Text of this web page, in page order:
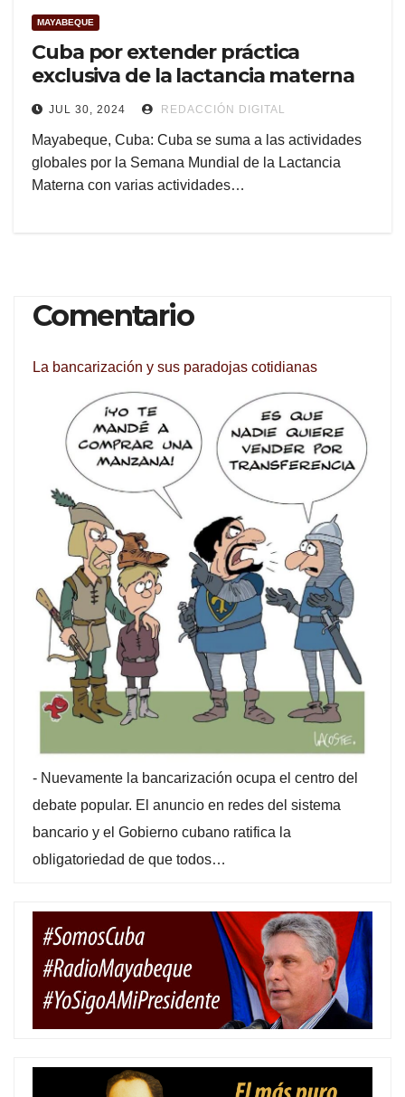
MAYABEQUE
Cuba por extender práctica
exclusiva de la lactancia materna
JUL 30, 2024 REDACCIÓN DIGITAL
Mayabeque, Cuba: Cuba se suma a las actividades
globales por la Semana Mundial de la Lactancia
Materna con varias actividades…
Comentario
La bancarización y sus paradojas cotidianas
- Nuevamente la bancarización ocupa el centro del
debate popular. El anuncio en redes del sistema
bancario y el Gobierno cubano ratifica la
obligatoriedad de que todos…